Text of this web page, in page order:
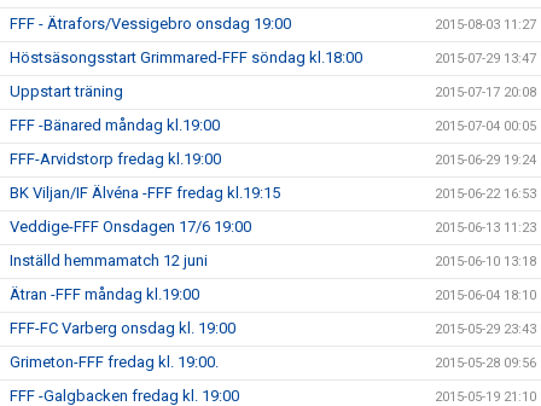
FFF - Ätrafors/Vessigebro onsdag 19:00 2015-08-03 11:27
Höstsäsongsstart Grimmared-FFF söndag kl.18:00 2015-07-29 13:47
Uppstart träning 2015-07-17 20:08
FFF -Bänared måndag kl.19:00 2015-07-04 00:05
FFF-Arvidstorp fredag kl.19:00 2015-06-29 19:24
BK Viljan/IF Älvéna -FFF fredag kl.19:15 2015-06-22 16:53
Veddige-FFF Onsdagen 17/6 19:00 2015-06-13 11:23
Inställd hemmamatch 12 juni 2015-06-10 13:18
Ätran -FFF måndag kl.19:00 2015-06-04 18:10
FFF-FC Varberg onsdag kl. 19:00 2015-05-29 23:43
Grimeton-FFF fredag kl. 19:00. 2015-05-28 09:56
FFF -Galgbacken fredag kl. 19:00 2015-05-19 21:10